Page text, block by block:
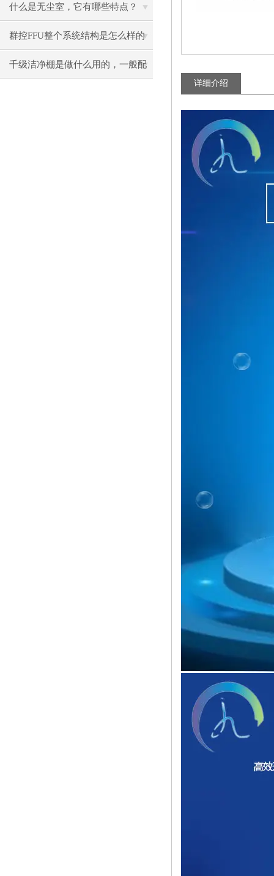
什么是无尘室，它有哪些特点？
群控FFU整个系统结构是怎么样的
呢？
千级洁净棚是做什么用的，一般配
详细介绍